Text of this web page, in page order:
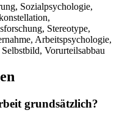
Sozialpsychologie,
Stereotype,
Arbeitspsychologie,
Vorurteilsabbau
grundsätzlich?